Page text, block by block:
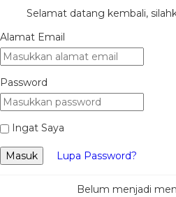
Selamat datang kembali,
Alamat Email
Password
Ingat Saya
Masuk Lupa Password?
Belum menjadi